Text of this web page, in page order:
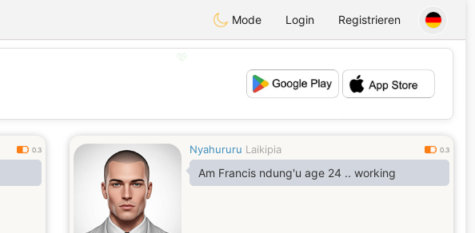
Mode Login Registrieren
💕
0.3 Nyahururu Laikipia 0.3
Am Francis ndung'u age 24 .. working